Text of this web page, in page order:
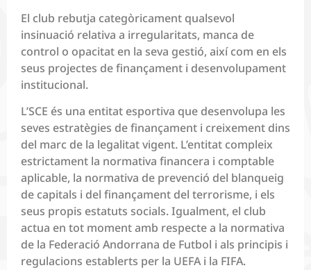
El club rebutja categòricament qualsevol
insinuació relativa a irregularitats, manca de
control o opacitat en la seva gestió, així com en els
seus projectes de finançament i desenvolupament
institucional.
L’SCE és una entitat esportiva que desenvolupa les
seves estratègies de finançament i creixement dins
del marc de la legalitat vigent. L’entitat compleix
estrictament la normativa financera i comptable
aplicable, la normativa de prevenció del blanqueig
de capitals i del finançament del terrorisme, i els
seus propis estatuts socials. Igualment, el club
actua en tot moment amb respecte a la normativa
de la Federació Andorrana de Futbol i als principis i
regulacions establerts per la UEFA i la FIFA.